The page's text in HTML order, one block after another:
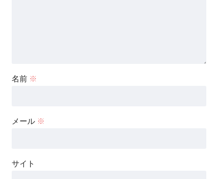
名前 ※
メール ※
サイト